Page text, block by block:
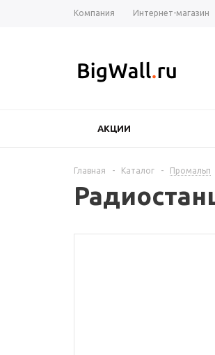
Компания Интернет-магазин
АКЦИИ
Главная - Каталог - Промальп